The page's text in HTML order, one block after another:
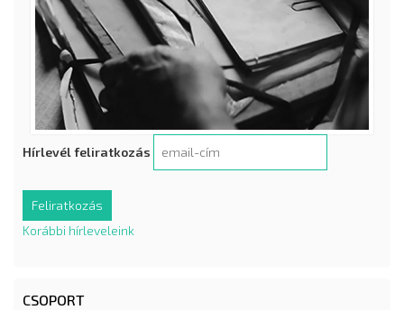
Hírlevél feliratkozás
Korábbi hírleveleink
CSOPORT